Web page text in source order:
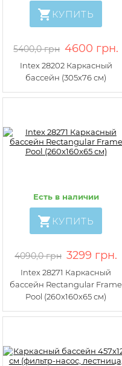
КУПИТЬ
5400,0 грн 4600 грн.
Intex 28202 Каркасный
бассейн (305х76 см)
Есть в наличии
КУПИТЬ
4090,0 грн 3299 грн.
Intex 28271 Каркасный
бассейн Rectangular Frame
Pool (260x160x65 см)